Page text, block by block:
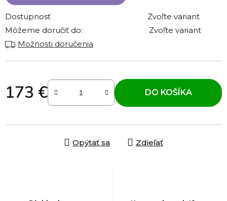
Dostupnosť
Zvoľte variant
Môžeme doručiť do:
Zvoľte variant
Možnosti doručenia
173 €
Jednotková cena:
DO KOŠÍKA
Opýtať sa Zdieľať